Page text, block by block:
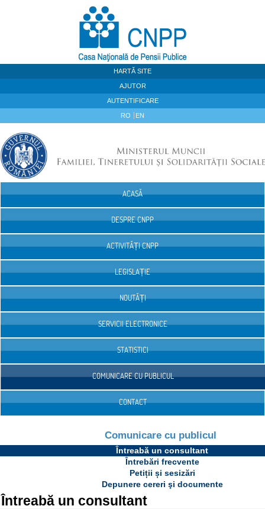
HARTĂ SITE
AJUTOR
AUTENTIFICARE
RO EN
ACASĂ
DESPRE CNPP
ACTIVITĂȚI CNPP
LEGISLAȚIE
NOUTĂȚI
SERVICII ELECTRONICE
STATISTICI
COMUNICARE CU PUBLICUL
CONTACT
Comunicare cu publicul
Întreabă un consultant
Întrebări frecvente
Petiții și sesizări
Depunere cereri şi documente
Întreabă un consultant